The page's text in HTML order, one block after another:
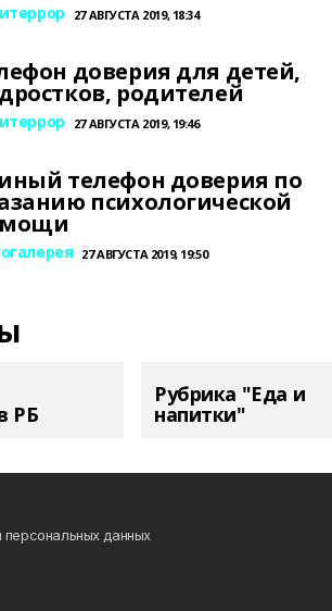
27 АВГУСТА 2019, 18:34
доверия для детей,
родителей
27 АВГУСТА 2019, 19:46
телефон доверия по
психологической
27 АВГУСТА 2019, 19:50
РБ
Рубрика "Еда и
напитки"
данных